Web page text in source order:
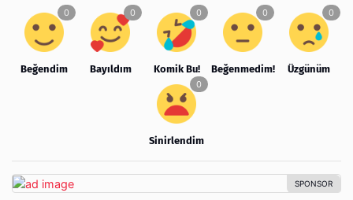
Beğendim Bayıldım Komik Bu! Beğenmedim! Üzgünüm
Sinirlendim